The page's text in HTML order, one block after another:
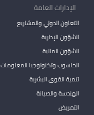
الإدارات العامة
التعاون الدولي والمشاريع
الشؤون الإدارية
الشؤون المالية
الحاسوب وتكنولوجيا المعلومات
تنمية القوى البشرية
الهندسة والصيانة
التمريض